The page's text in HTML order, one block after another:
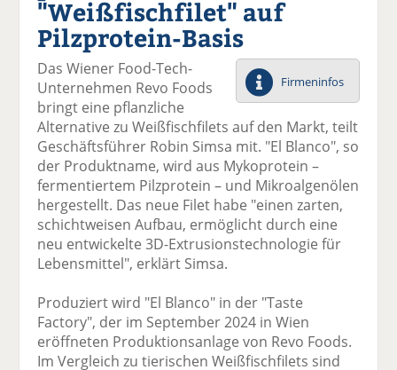
el
a
F
ac
e
b
o
o
k
te
il
e
tt
er
n
Li
n
k
e
di
n
te
il
e
n
E
m
ai
l
v
se
n
d
e
ck
e
n
"Weißfischfilet" auf
Pilzprotein-Basis
Firmeninfos
Das Wiener Food-Tech-
Unternehmen Revo Foods
bringt eine pflanzliche
Alternative zu Weißfischfilets auf den Markt, teilt
Geschäftsführer Robin Simsa mit. "El Blanco", so
der Produktname, wird aus Mykoprotein –
fermentiertem Pilzprotein – und Mikroalgenölen
hergestellt. Das neue Filet habe "einen zarten,
schichtweisen Aufbau, ermöglicht durch eine
neu entwickelte 3D-Extrusionstechnologie für
Lebensmittel", erklärt Simsa.
Produziert wird "El Blanco" in der "Taste
Factory", der im September 2024 in Wien
eröffneten Produktionsanlage von Revo Foods.
Im Vergleich zu tierischen Weißfischfilets sind